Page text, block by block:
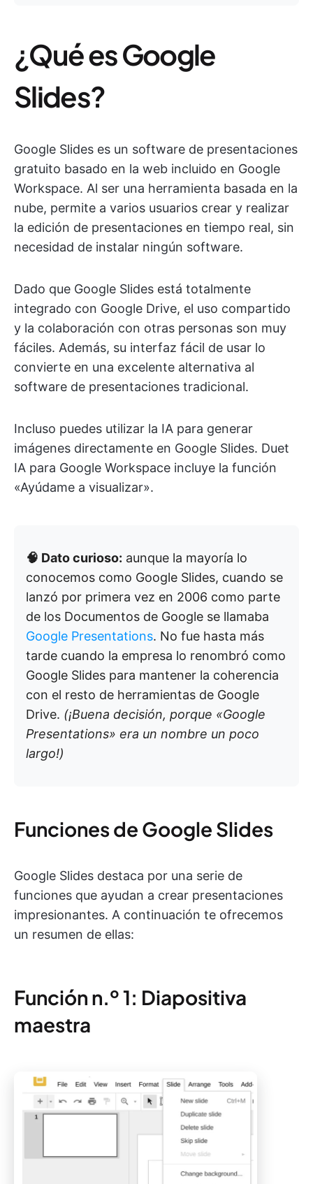
¿Qué es Google
Slides?
Google Slides es un software de presentaciones
gratuito basado en la web incluido en Google
Workspace. Al ser una herramienta basada en la
nube, permite a varios usuarios crear y realizar
la edición de presentaciones en tiempo real, sin
necesidad de instalar ningún software.
Dado que Google Slides está totalmente
integrado con Google Drive, el uso compartido
y la colaboración con otras personas son muy
fáciles. Además, su interfaz fácil de usar lo
convierte en una excelente alternativa al
software de presentaciones tradicional.
Incluso puedes utilizar la IA para generar
imágenes directamente en Google Slides. Duet
IA para Google Workspace incluye la función
«Ayúdame a visualizar».
🧠 Dato curioso: aunque la mayoría lo
conocemos como Google Slides, cuando se
lanzó por primera vez en 2006 como parte
de los Documentos de Google se llamaba
Google Presentations. No fue hasta más
tarde cuando la empresa lo renombró como
Google Slides para mantener la coherencia
con el resto de herramientas de Google
Drive. (¡Buena decisión, porque «Google
Presentations» era un nombre un poco
largo!)
Funciones de Google Slides
Google Slides destaca por una serie de
funciones que ayudan a crear presentaciones
impresionantes. A continuación te ofrecemos
un resumen de ellas:
Función n.º 1: Diapositiva
maestra